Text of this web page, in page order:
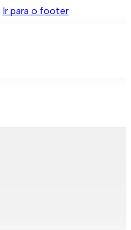
Ir para o footer